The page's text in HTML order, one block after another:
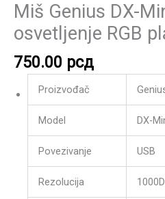
Miš Genius DX-
osvetljenje RGB
750.00 рсд
Proizvođač
Model DX-
Povezivanje USB
Rezolucija